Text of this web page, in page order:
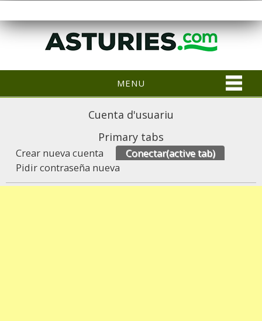
MENU
Cuenta d'usuariu
Primary tabs
Crear nueva cuenta Conectar(active tab)
Pidir contraseña nueva